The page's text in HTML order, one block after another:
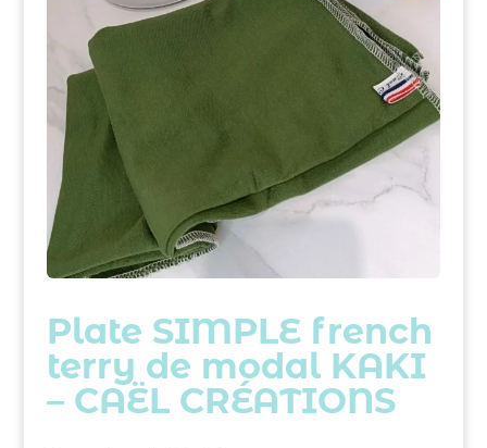
Plate SIMPLE french
terry de modal KAKI
– CAËL CRÉATIONS